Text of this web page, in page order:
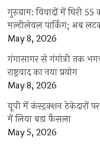
गुरुग्राम: विवादों में घिरी
मल्टीलेवल पार्किंग; अब
May 8, 2026
गंगासागर से गंगोत्री तक
राष्ट्रवाद का नया प्रयोग
May 8, 2026
यूपी में कंस्ट्रक्शन ठेकेदारों
में लिया बड़ा फैसला
May 5, 2026